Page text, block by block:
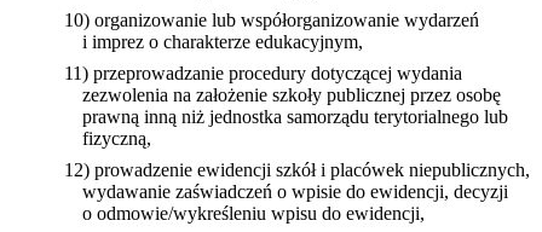
10) organizowanie lub współorganizowanie wydarzeń
i imprez o charakterze edukacyjnym,
11) przeprowadzanie procedury dotyczącej wydania
zezwolenia na założenie szkoły publicznej przez osobę
prawną inną niż jednostka samorządu terytorialnego lub
fizyczną,
12) prowadzenie ewidencji szkół i placówek niepublicznych,
wydawanie zaświadczeń o wpisie do ewidencji, decyzji
o odmowie/wykreśleniu wpisu do ewidencji,